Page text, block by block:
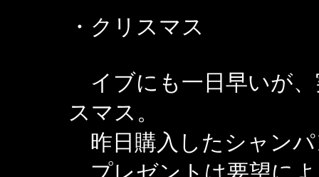
・クリスマス
イブにも一日早いが
スマス。
昨日購入したシャン